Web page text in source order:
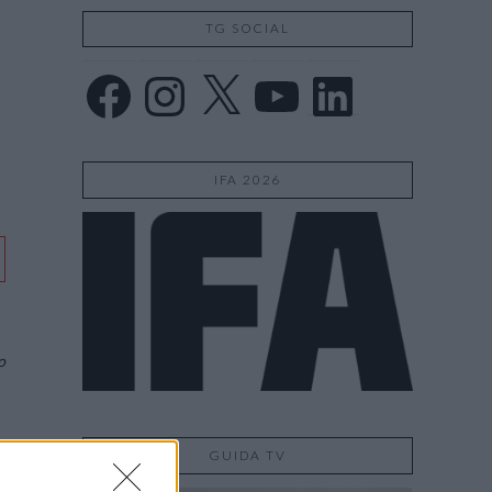
TG SOCIAL
Facebook Instagram YouTube LinkedIn
IFA 2026
GUIDA TV